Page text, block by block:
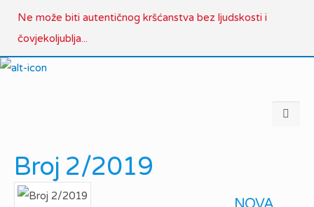
Ne može biti autentičnog kršćanstva bez ljudskosti i
čovjekoljublja...
Broj 2/2019